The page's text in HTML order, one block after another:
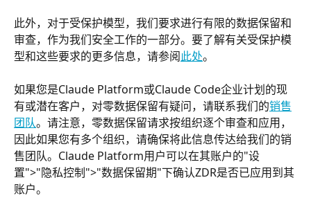
此外，对于受保护模型，我们要求进行有限的数据保留和
审查，作为我们安全工作的一部分。要了解有关受保护模
型和这些要求的更多信息，请参阅此处。
如果您是Claude Platform或Claude Code企业计划的现
有或潜在客户，对零数据保留有疑问，请联系我们的销售
团队。请注意，零数据保留请求按组织逐个审查和应用，
因此如果您有多个组织，请确保将此信息传达给我们的销
售团队。Claude Platform用户可以在其账户的"设
置">"隐私控制">"数据保留期"下确认ZDR是否已应用到其
账户。